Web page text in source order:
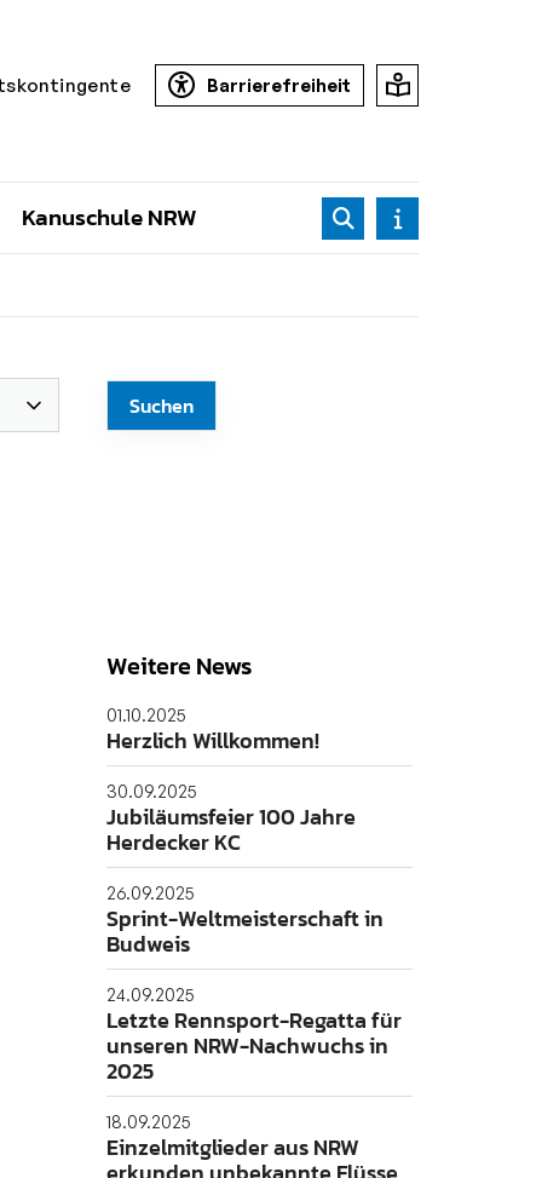
Barrierefreiheit
Kanuschule NRW
Weitere News
01.10.2025
Herzlich Willkommen!
30.09.2025
Jubiläumsfeier 100 Jahre
Herdecker KC
26.09.2025
Sprint-Weltmeisterschaft in
Budweis
24.09.2025
Letzte Rennsport-Regatta für
unseren NRW-Nachwuchs in
2025
18.09.2025
Einzelmitglieder aus NRW